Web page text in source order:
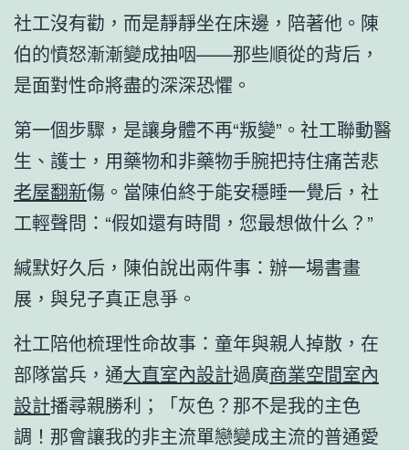
社工沒有勸，而是靜靜坐在床邊，陪著他。陳
伯的憤怒漸漸變成抽咽——那些順從的背后，
是面對性命將盡的深深恐懼。
第一個步驟，是讓身體不再“叛變”。社工聯動醫
生、護士，用藥物和非藥物手腕把持住痛苦悲
老屋翻新傷。當陳伯終于能安穩睡一覺后，社
工輕聲問：“假如還有時間，您最想做什么？”
緘默好久后，陳伯說出兩件事：辦一場書畫
展，與兒子真正息爭。
社工陪他梳理性命故事：童年與親人掉散，在
部隊當兵，通大直室內設計過廣商業空間室內
設計播尋親勝利；「灰色？那不是我的主色
調！那會讓我的非主流單戀變成主流的普通愛